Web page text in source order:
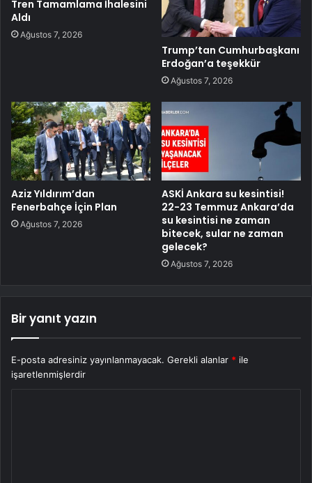
Tren Tamamlama İhalesini
Aldı
Ağustos 7, 2026
Trump’tan Cumhurbaşkanı
Erdoğan’a teşekkür
Ağustos 7, 2026
Aziz Yıldırım’dan
Fenerbahçe İçin Plan
Ağustos 7, 2026
ASKİ Ankara su kesintisi!
22-23 Temmuz Ankara’da
su kesintisi ne zaman
bitecek, sular ne zaman
gelecek?
Ağustos 7, 2026
Bir yanıt yazın
E-posta adresiniz yayınlanmayacak. Gerekli alanlar * ile
işaretlenmişlerdir